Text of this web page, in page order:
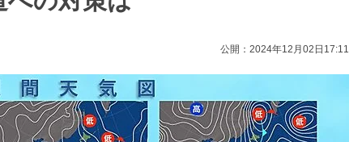
公開：2024年12月02日17:11